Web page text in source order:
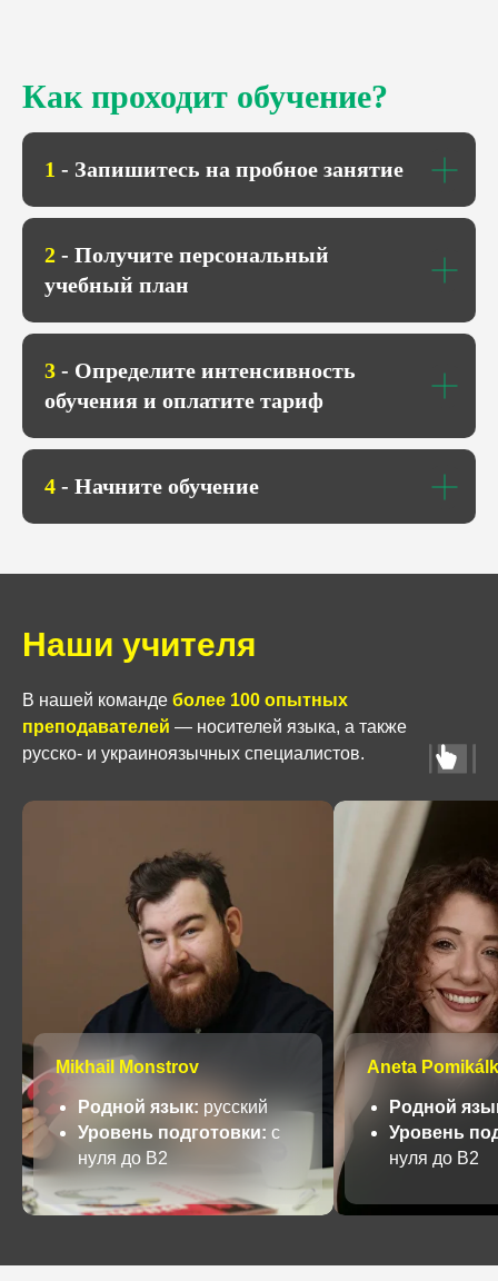
Как проходит обучение?
1 - Запишитесь на пробное занятие
2 - Получите персональный
учебный план
3 - Определите интенсивность
обучения и оплатите тариф
4 - Начните обучение
Наши учителя
В нашей команде более 100 опытных
преподавателей — носителей языка, а также
русско- и украиноязычных специалистов.
Mikhail Monstrov
Родной язык: русский
Уровень подготовки: с
нуля до В2
Aneta
Родной
Уровень
нуля до В2